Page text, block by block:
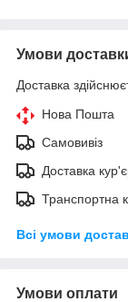
Умови
Доставка
Нова Пошта
Самовивіз
Доставка
Транспортна
Всі умови
Умови оплати